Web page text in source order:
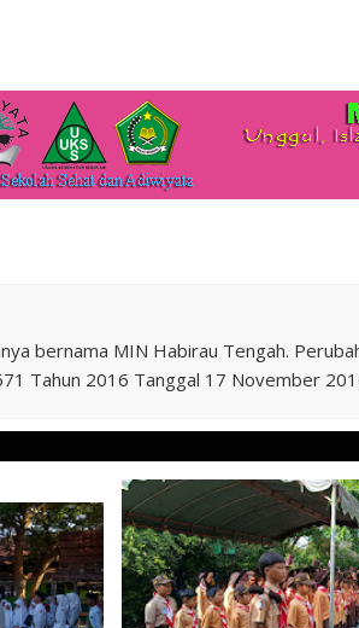
bernama MIN Habirau Tengah.
Tahun 2016 Tanggal 17 November